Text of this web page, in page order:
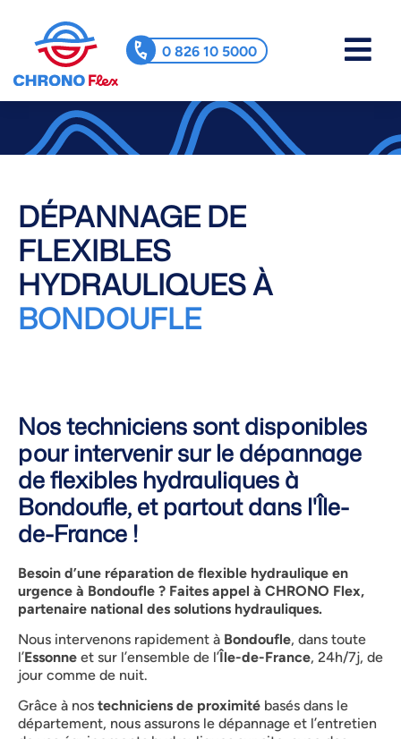
0 826 10 5000
DÉPANNAGE DE
FLEXIBLES
HYDRAULIQUES À
BONDOUFLE
Nos techniciens sont disponibles
pour intervenir sur le dépannage
de flexibles hydrauliques à
Bondoufle, et partout dans l'Île-
de-France !
Besoin d’une réparation de flexible hydraulique en
urgence à Bondoufle ? Faites appel à CHRONO Flex,
partenaire national des solutions hydrauliques.
Nous intervenons rapidement à Bondoufle, dans toute
l’Essonne et sur l’ensemble de l’Île-de-France, 24h/7j, de
jour comme de nuit.
Grâce à nos techniciens de proximité basés dans le
département, nous assurons le dépannage et l’entretien